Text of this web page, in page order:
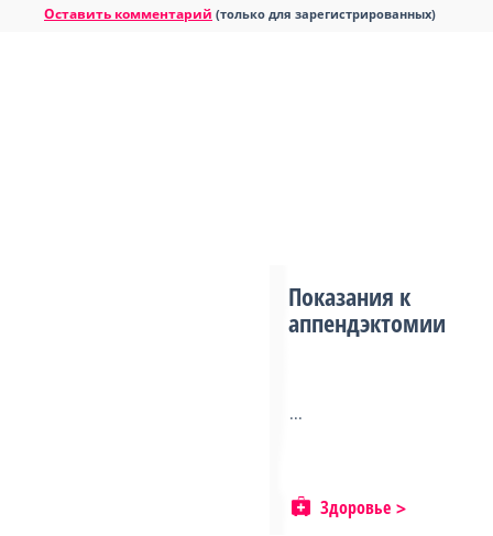
Оставить комментарий (только для зарегистрированных)
Показания к
аппендэктомии
...
Здоровье